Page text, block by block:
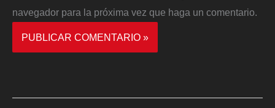
navegador para la próxima vez que haga un comentario.